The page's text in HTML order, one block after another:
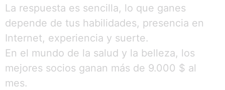
La respuesta es sencilla, lo que ganes
depende de tus habilidades, presencia en
Internet, experiencia y suerte.
En el mundo de la salud y la belleza, los
mejores socios ganan más de 9.000 $ al
mes.